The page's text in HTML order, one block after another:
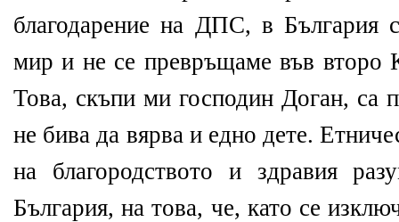
благодарение на ДПС, в България
мир и не се превръщаме във второ
Това, скъпи ми господин Доган, са
не бива да вярва и едно дете.
на благородството и здравия
България, на това, че, като се